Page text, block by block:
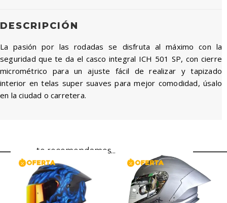
DESCRIPCIÓN
La pasión por las rodadas se disfruta al máximo con la
seguridad que te da el casco integral ICH 501 SP, con cierre
micrométrico para un ajuste fácil de realizar y tapizado
interior en telas super suaves para mejor comodidad, úsalo
en la ciudad o carretera.
te recomendamos...